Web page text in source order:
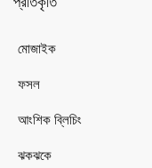
মোজাইক
ফসল
আংশিক ব্লিচিং
ঝকঝকে